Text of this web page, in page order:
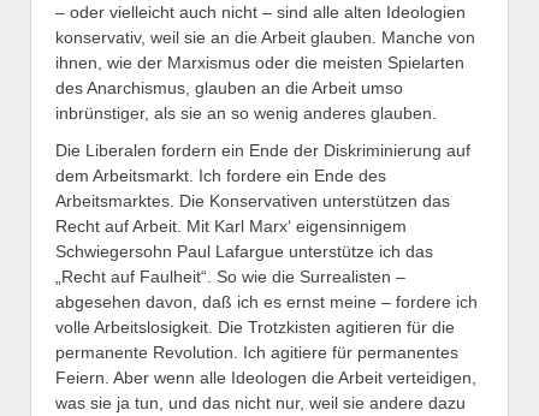
– oder vielleicht auch nicht – sind alle alten Ideologien
konservativ, weil sie an die Arbeit glauben. Manche von
ihnen, wie der Marxismus oder die meisten Spielarten
des Anarchismus, glauben an die Arbeit umso
inbrünstiger, als sie an so wenig anderes glauben.
Die Liberalen fordern ein Ende der Diskriminierung auf
dem Arbeitsmarkt. Ich fordere ein Ende des
Arbeitsmarktes. Die Konservativen unterstützen das
Recht auf Arbeit. Mit Karl Marx‘ eigensinnigem
Schwiegersohn Paul Lafargue unterstütze ich das
„Recht auf Faulheit“. So wie die Surrealisten –
abgesehen davon, daß ich es ernst meine – fordere ich
volle Arbeitslosigkeit. Die Trotzkisten agitieren für die
permanente Revolution. Ich agitiere für permanentes
Feiern. Aber wenn alle Ideologen die Arbeit verteidigen,
was sie ja tun, und das nicht nur, weil sie andere dazu